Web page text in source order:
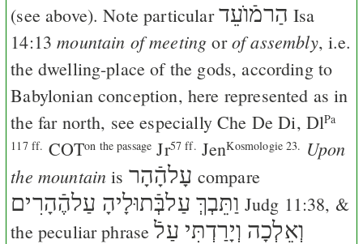
(see above). Note particularהַרמֿוֺעֵד Isa
14:13 mountain of meeting orof assembly, i.e.
the dwelling-place of the gods, according to
Babylonian conception, here represented as in
the far north, see especiallyChe De Di, DlPa
117 ff. COTon the passage Jr57 ff. JenKosmologie 23. Upon
the mountain is עָלהָֿהָר compare
וַתֵּבְךְּ עַלבְּֿתוּלָיהָ עַלהֶֿהָרִים Judg 11:38, &
the peculiar phraseוְאֵלְכָה וְיָרַדְתִּי עַלֿ